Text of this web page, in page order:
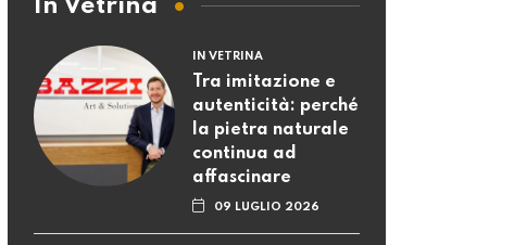
In Vetrina
IN VETRINA
Tra imitazione e
autenticità: perché
la pietra naturale
continua ad
affascinare
09 LUGLIO 2026